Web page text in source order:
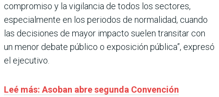
compromiso y la vigilancia de todos los sectores,
especialmente en los periodos de normalidad, cuando
las decisiones de mayor impacto suelen transitar con
un menor debate público o exposición pública”, expresó
el ejecutivo.
Leé más: Asoban abre segunda Convención